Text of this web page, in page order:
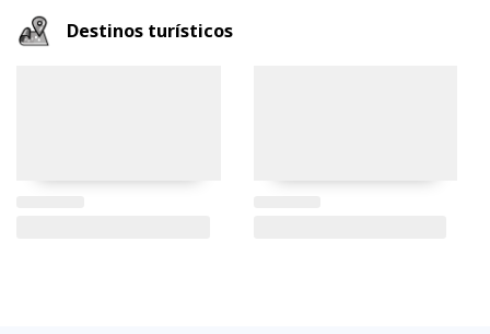
Destinos turísticos